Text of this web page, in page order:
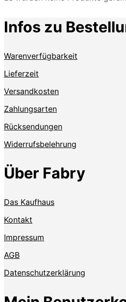
Infos zu
Warenverfügbarkeit
Lieferzeit
Versandkosten
Zahlungsarten
Rücksendungen
Widerrufsbelehrung
Über Fabry
Das Kaufhaus
Kontakt
Impressum
AGB
Datenschutzerklärung